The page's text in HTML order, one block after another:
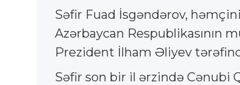
Səfir Fuad İsgəndərov,
Azərbaycan Respublikasının
Prezident İlham Əliyev
Səfir son bir il ərzində Cənubi